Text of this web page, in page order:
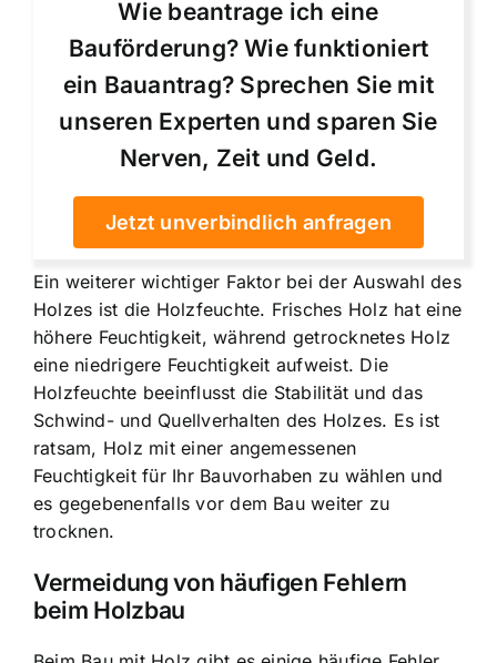
Wie beantrage ich eine
Bauförderung? Wie funktioniert
ein Bauantrag? Sprechen Sie mit
unseren Experten und sparen Sie
Nerven, Zeit und Geld.
Jetzt unverbindlich anfragen
Ein weiterer wichtiger Faktor bei der Auswahl des
Holzes ist die Holzfeuchte. Frisches Holz hat eine
höhere Feuchtigkeit, während getrocknetes Holz
eine niedrigere Feuchtigkeit aufweist. Die
Holzfeuchte beeinflusst die Stabilität und das
Schwind- und Quellverhalten des Holzes. Es ist
ratsam, Holz mit einer angemessenen
Feuchtigkeit für Ihr Bauvorhaben zu wählen und
es gegebenenfalls vor dem Bau weiter zu
trocknen.
Vermeidung von häufigen Fehlern
beim Holzbau